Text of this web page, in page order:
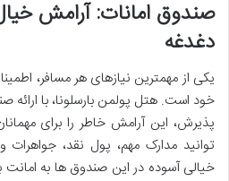
صندوق امانات: آرامش
دغدغه
یکی از مهمترین نیازهای هر مسافر،
خود است. هتل پولمن بارسلونا، با
پذیرش، این آرامش خاطر را برای
توانید مدارک مهم، پول نقد، جواهرات
خیالی آسوده در این صندوق ها به امانت